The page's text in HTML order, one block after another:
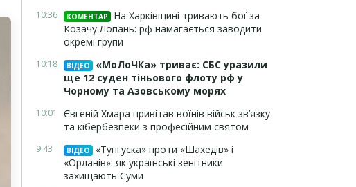
10:36 КОМЕНТАР
На Харківщині тривають бої за
Козачу Лопань: рф намагається заводити
окремі групи
10:18 ВІДЕО
«МоЛоЧКа» триває: СБС уразили
ще 12 суден тіньового флоту рф у
Чорному та Азовському морях
10:01
Євгеній Хмара привітав воїнів військ зв’язку
та кібербезпеки з професійним святом
9:43 ВІДЕО
«Тунгуска» проти «Шахедів» і
«Орланів»: як українські зенітники
захищають Суми